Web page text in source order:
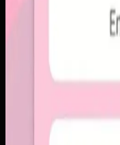
Kami membangun
ringkas, notifikasi
rapi. Sistemnya
lebih personal tanpa